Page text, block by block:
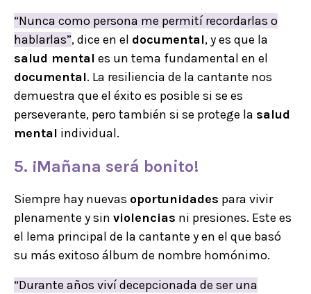
“Nunca como persona me permití recordarlas o
hablarlas”, dice en el documental, y es que la
salud mental es un tema fundamental en el
documental. La resiliencia de la cantante nos
demuestra que el éxito es posible si se es
perseverante, pero también si se protege la salud
mental individual.
5. ¡Mañana será bonito!
Siempre hay nuevas oportunidades para vivir
plenamente y sin violencias ni presiones. Este es
el lema principal de la cantante y en el que basó
su más exitoso álbum de nombre homónimo.
“Durante años viví decepcionada de ser una